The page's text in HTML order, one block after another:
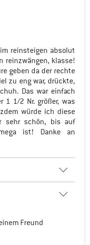
reinsteigen absolut
reinzwängen, klasse!
geben da der rechte
zu eng war, drückte,
Das war einfach
1 1/2 Nr. größer, was
würde ich diese
sehr schön, bis auf
ist! Danke an
Freund